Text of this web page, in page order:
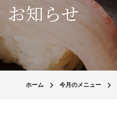
お知らせ
ホーム 今月のメニュー